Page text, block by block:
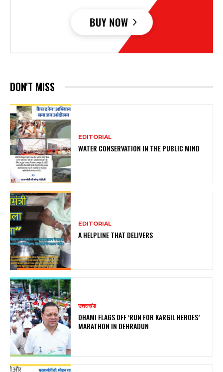
DON'T MISS
EDITORIAL
WATER CONSERVATION IN THE PUBLIC MIND
EDITORIAL
A HELPLINE THAT DELIVERS
उत्तराखंड
DHAMI FLAGS OFF ‘RUN FOR KARGIL HEROES’
MARATHON IN DEHRADUN